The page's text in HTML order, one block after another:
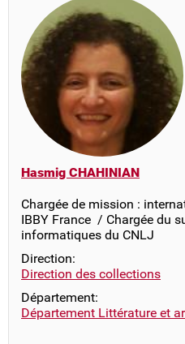
Hasmig CHAHINIAN
Chargée de mission :
IBBY France / Chargée du
informatiques du CNLJ
Direction:
Direction des collections
Département:
Département Littérature et